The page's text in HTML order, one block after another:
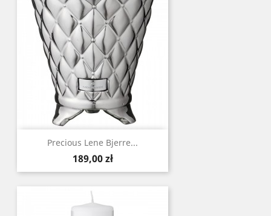
Precious Lene Bjerre...
Cena
189,00 zł